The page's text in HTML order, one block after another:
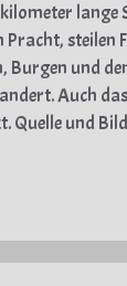
lange
Pracht, steilen
Burgen und
Auch
Quelle und